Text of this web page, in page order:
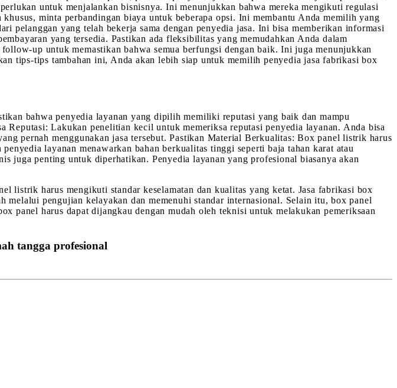
untuk menjalankan bisnisnya. Ini menunjukkan bahwa mereka mengikuti regulasi
minta perbandingan biaya untuk beberapa opsi. Ini membantu Anda memilih yang
pelanggan yang telah bekerja sama dengan penyedia jasa. Ini bisa memberikan informasi
yang tersedia. Pastikan ada fleksibilitas yang memudahkan Anda dalam
up untuk memastikan bahwa semua berfungsi dengan baik. Ini juga menunjukkan
tips-tips tambahan ini, Anda akan lebih siap untuk memilih penyedia jasa fabrikasi box
bahwa penyedia layanan yang dipilih memiliki reputasi yang baik dan mampu
Lakukan penelitian kecil untuk memeriksa reputasi penyedia layanan. Anda bisa
pernah menggunakan jasa tersebut. Pastikan Material Berkualitas: Box panel listrik harus
layanan menawarkan bahan berkualitas tinggi seperti baja tahan karat atau
juga penting untuk diperhatikan. Penyedia layanan yang profesional biasanya akan
listrik harus mengikuti standar keselamatan dan kualitas yang ketat. Jasa fabrikasi box
pengujian kelayakan dan memenuhi standar internasional. Selain itu, box panel
panel harus dapat dijangkau dengan mudah oleh teknisi untuk melakukan pemeriksaan
tangga profesional